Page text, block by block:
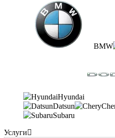
BMW
Hyundai
Datsun
Subaru
Услуги